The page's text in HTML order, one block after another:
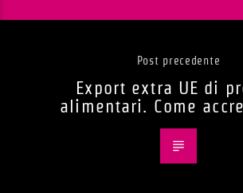
Post precedente
Export extra UE di
alimentari. Come